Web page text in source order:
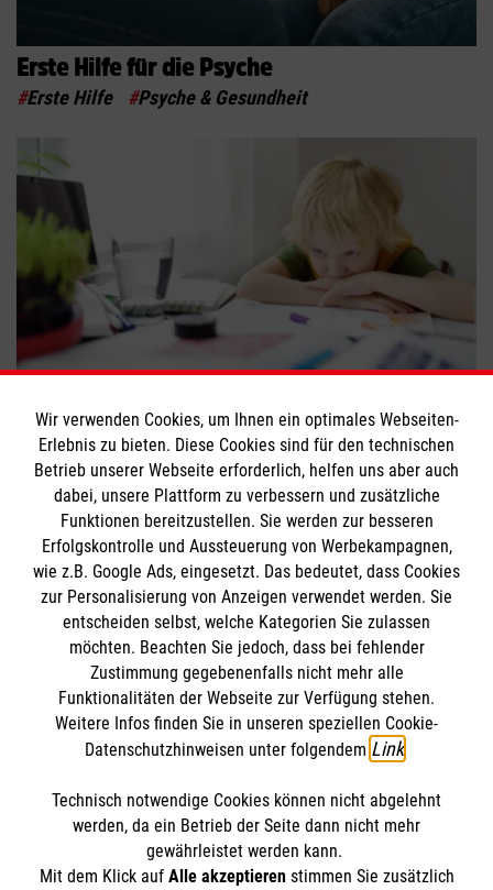
STORIES
FINDE DEIN ENGAGEMENT
SPENDE AN DIE MALTESER
Erste Hilfe für die Psyche
#Erste Hilfe #Psyche & Gesundheit
Unterstützung bei ADHS
Psyche & Gesundheit
Bewerte diesen Artikel
Themenübersicht Über diesen Hub
Kontakt Impressum
Wir verwenden Cookies, um Ihnen ein optimales Webseiten-
Erlebnis zu bieten. Diese Cookies sind für den technischen
Betrieb unserer Webseite erforderlich, helfen uns aber auch
dabei, unsere Plattform zu verbessern und zusätzliche
Funktionen bereitzustellen. Sie werden zur besseren
Erfolgskontrolle und Aussteuerung von Werbekampagnen,
wie z.B. Google Ads, eingesetzt. Das bedeutet, dass Cookies
zur Personalisierung von Anzeigen verwendet werden. Sie
entscheiden selbst, welche Kategorien Sie zulassen
möchten. Beachten Sie jedoch, dass bei fehlender
Zustimmung gegebenenfalls nicht mehr alle
Funktionalitäten der Webseite zur Verfügung stehen.
Weitere Infos finden Sie in unseren speziellen Cookie-
Datenschutzhinweisen unter folgendem Link
Technisch notwendige Cookies können nicht abgelehnt
werden, da ein Betrieb der Seite dann nicht mehr
gewährleistet werden kann.
Mit dem Klick auf Alle akzeptierenstimmen Sie zusätzlich